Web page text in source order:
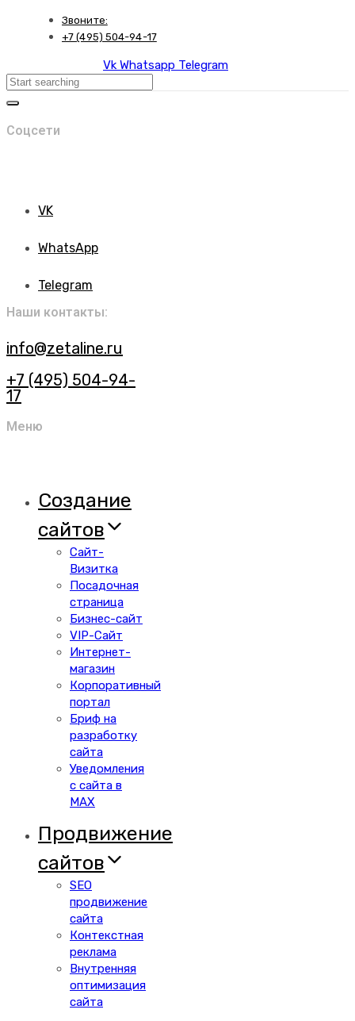
Skip
to
Звоните:
+7 (495) 504-94-17
Vk Whatsapp Telegram
Search
Соцсети
VK
WhatsApp
Telegram
Наши контакты:
info@zetaline.ru
+7 (495) 504-94-
17
Меню
Создание
сайтов
Сайт-
Визитка
Посадочная
страница
Бизнес-сайт
VIP-Сайт
Интернет-
магазин
Корпоративный
портал
Бриф на
разработку
сайта
Уведомления
с сайта в
MAX
Продвижение
сайтов
SEO
продвижение
сайта
Контекстная
реклама
Внутренняя
оптимизация
сайта